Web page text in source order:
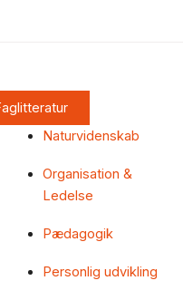
Naturvidenskab
Organisation &
Ledelse
Pædagogik
Personlig udvikling